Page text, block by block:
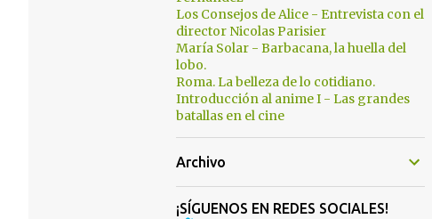
Los Consejos de Alice - Entrevista con el
director Nicolas Parisier
María Solar - Barbacana, la huella del
lobo.
Roma. La belleza de lo cotidiano.
Introducción al anime I - Las grandes
batallas en el cine
Archivo
¡SÍGUENOS EN REDES SOCIALES!